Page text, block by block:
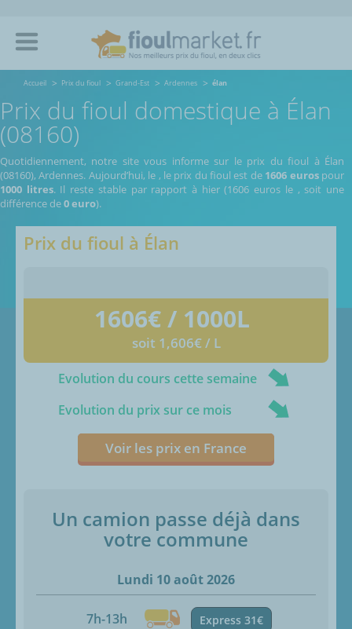
Accueil Prix du fioul Grand-Est Ardennes élan
Prix du fioul domestique à Élan
(08160)
Quotidiennement, notre site vous informe sur le prix du fioul à Élan
(08160), Ardennes. Aujourd’hui, le , le prix du fioul est de 1606 eurospour
1000 litres. Il reste stable par rapport à hier (1606 euros le , soit une
différence de0 euro).
Prix du fioul à Élan
1606€ / 1000L
soit 1,606€ / L
Evolution du cours cette semaine
Evolution du prix sur ce mois
Voir les prix en France
Un camion passe déjà dans
votre commune
Lundi 10 août 2026
7h-13h Express 31€